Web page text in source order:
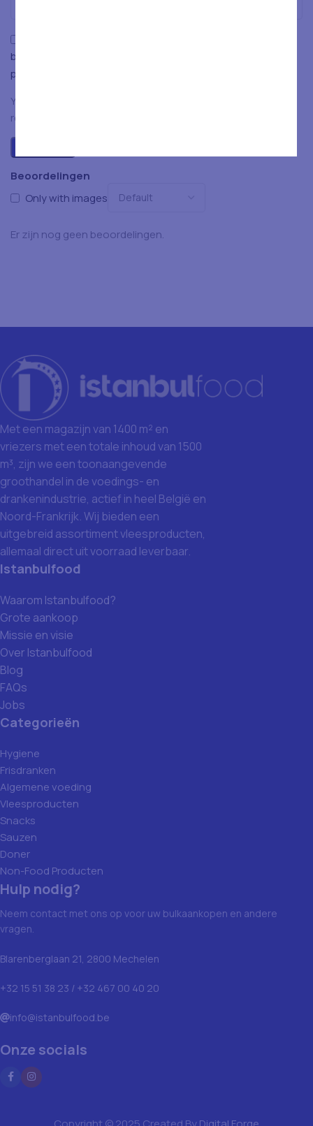
Beoordelingen
Only with images
Er zijn nog geen beoordelingen.
browser voor de volgende keer wanneer ik een reactie
plaats.
You have to be logged in to be able to add photos to your
review.
Met een magazijn van 1400 m² en
vriezers met een totale inhoud van 1500
m³, zijn we een toonaangevende
groothandel in de voedings- en
drankenindustrie, actief in heel België en
Noord-Frankrijk. Wij bieden een
uitgebreid assortiment vleesproducten,
allemaal direct uit voorraad leverbaar.
Istanbulfood
Waarom Istanbulfood?
Grote aankoop
Missie en visie
Over Istanbulfood
Blog
FAQs
Jobs
Categorieën
Hygiene
Frisdranken
Algemene voeding
Vleesproducten
Snacks
Sauzen
Doner
Non-Food Producten
Hulp nodig?
Neem contact met ons op voor uw bulkaankopen en andere
vragen.
Blarenberglaan 21, 2800 Mechelen
+32 15 51 38 23 / +32 467 00 40 20
info@istanbulfood.be
Onze socials